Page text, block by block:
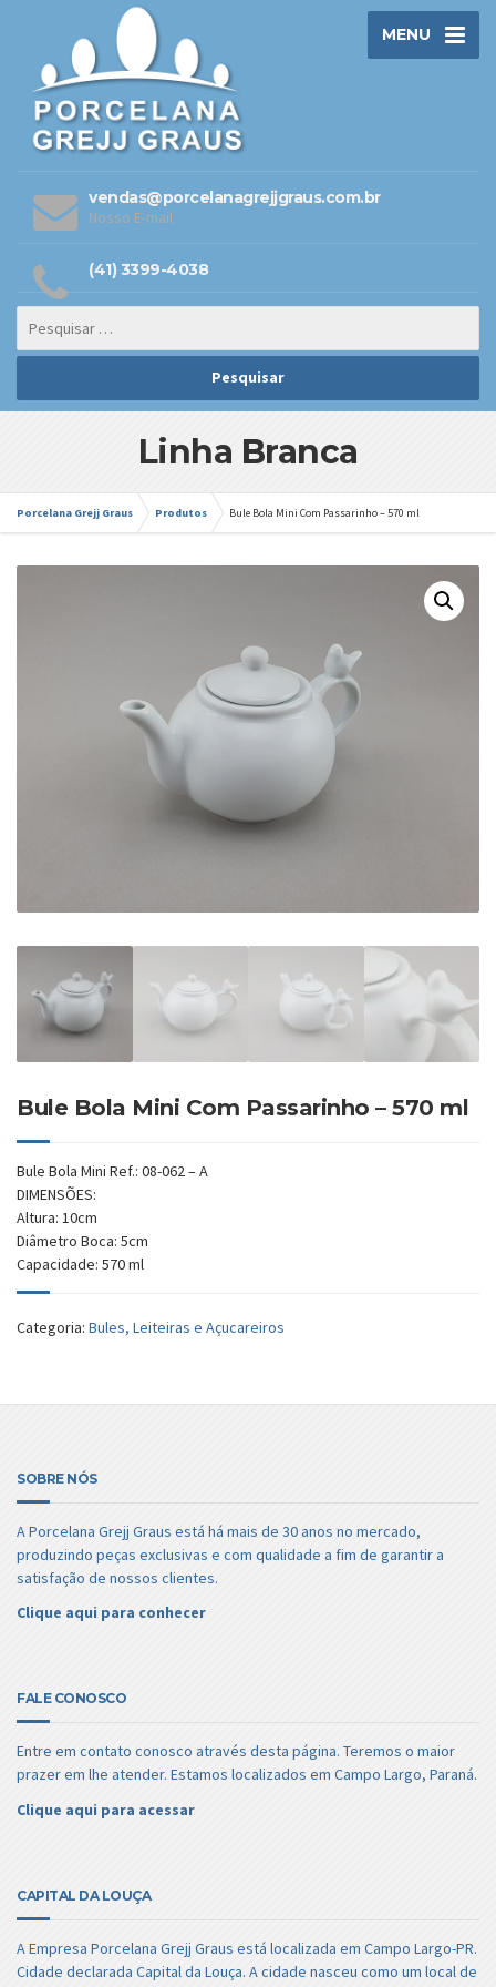
MENU
vendas@porcelanagrejjgraus.com.br
Nosso E-mail
(41) 3399-4038
Linha Branca
Porcelana Grejj Graus Produtos Bule Bola Mini Com Passarinho – 570 ml
Bule Bola Mini Com Passarinho – 570 ml
Bule Bola Mini Ref.: 08-062 – A
DIMENSÕES:
Altura: 10cm
Diâmetro Boca: 5cm
Capacidade: 570 ml
Categoria: Bules, Leiteiras e Açucareiros
SOBRE NÓS
A Porcelana Grejj Graus está há mais de 30 anos no mercado,
produzindo peças exclusivas e com qualidade a fim de garantir a
satisfação de nossos clientes.
Clique aqui para conhecer
FALE CONOSCO
Entre em contato conosco através desta página. Teremos o maior
prazer em lhe atender. Estamos localizados em Campo Largo, Paraná.
Clique aqui para acessar
CAPITAL DA LOUÇA
A Empresa Porcelana Grejj Graus está localizada em Campo Largo-PR.
Cidade declarada Capital da Louça. A cidade nasceu como um local de